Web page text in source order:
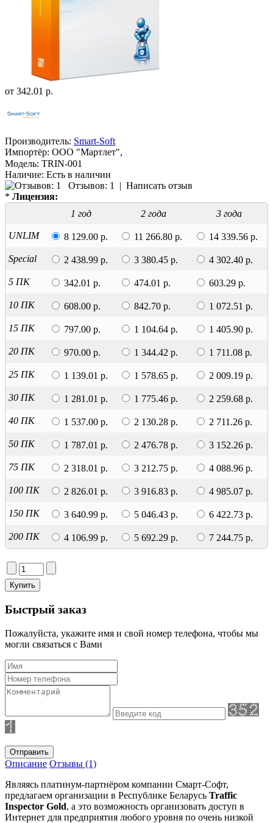
от 342.01 р.
Производитель: Smart-Soft
Импортёр: ООО "Мартлет",
Модель: TRIN-001
Наличие: Есть в наличии
Отзывов: 1 | Написать отзыв
* Лицензия:
1 год
2 года 3 года
UNLIM 8 129.00 р. 11 266.80 р. 14 339.56 р.
Special 2 438.99 р. 3 380.45 р. 4 302.40 р.
5 ПК 342.01 р. 474.01 р. 603.29 р.
10 ПК 608.00 р. 842.70 р. 1 072.51 р.
15 ПК 797.00 р. 1 104.64 р. 1 405.90 р.
20 ПК 970.00 р. 1 344.42 р. 1 711.08 р.
25 ПК 1 139.01 р. 1 578.65 р. 2 009.19 р.
30 ПК 1 281.01 р. 1 775.46 р. 2 259.68 р.
40 ПК 1 537.00 р. 2 130.28 р. 2 711.26 р.
50 ПК 1 787.01 р. 2 476.78 р. 3 152.26 р.
75 ПК 2 318.01 р. 3 212.75 р. 4 088.96 р.
100 ПК 2 826.01 р. 3 916.83 р. 4 985.07 р.
150 ПК 3 640.99 р. 5 046.43 р. 6 422.73 р.
200 ПК 4 106.99 р. 5 692.29 р. 7 244.75 р.
Быстрый заказ
Пожалуйста, укажите имя и свой номер телефона, чтобы мы
могли связаться с Вами
Отправить
Описание Отзывы (1)
Являясь платинум-партнёром компании Смарт-Софт,
предлагаем организации в Республике Беларусь Traffic
Inspector Gold, а это возможность организовать доступ в
Интернет для предприятия любого уровня по очень низкой